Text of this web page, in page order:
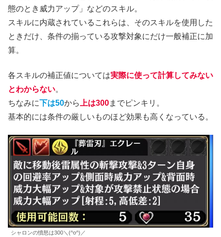
態のとき威力アップ」などのスキル。
スキルに内蔵されているこれらは、そのスキルを使用した
ときだけ、条件の揃っている攻撃対象にだけ一般補正に加
算。
各スキルの補正値については実際に使って計算してみない
とわからない。
ちなみに下は50から 上は300までピンキリ。
基本的には条件の厳しいものほど効果も高くなっている。
シャロンの憤怒は300＼(^o^)／